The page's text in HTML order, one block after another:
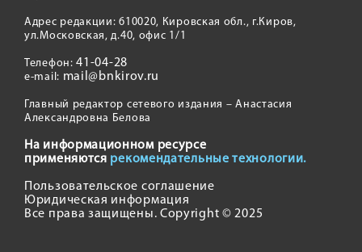
Адрес редакции: 610020, Кировская обл., г.Киров,
ул.Московская, д.40, офис 1/1
Телефон:41-04-28
e-mail: mail@bnkirov.ru
Главный редактор сетевого издания – Анастасия
Александровна Белова
На информационном ресурсе
применяются рекомендательные технологии.
Пользовательское соглашение
Юридическая информация
Все права защищены. Copyright © 2025